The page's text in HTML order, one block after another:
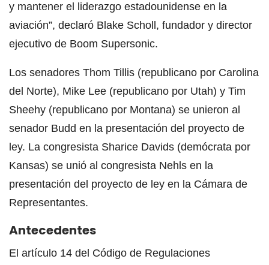
y mantener el liderazgo estadounidense en la
aviación”, declaró Blake Scholl, fundador y director
ejecutivo de Boom Supersonic.
Los senadores Thom Tillis (republicano por Carolina
del Norte), Mike Lee (republicano por Utah) y Tim
Sheehy (republicano por Montana) se unieron al
senador Budd en la presentación del proyecto de
ley. La congresista Sharice Davids (demócrata por
Kansas) se unió al congresista Nehls en la
presentación del proyecto de ley en la Cámara de
Representantes.
Antecedentes
El artículo 14 del Código de Regulaciones